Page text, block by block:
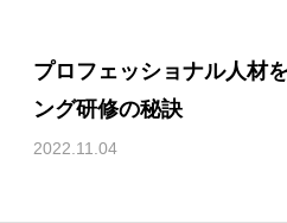
プロフェッショナル人材
ング研修の秘訣
2022.11.04